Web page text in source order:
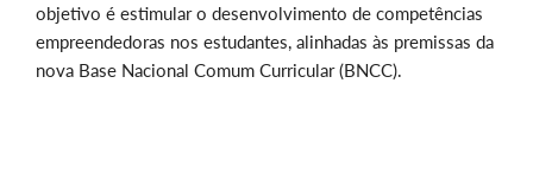
objetivo é estimular o desenvolvimento de competências
empreendedoras nos estudantes, alinhadas às premissas da
nova Base Nacional Comum Curricular (BNCC).